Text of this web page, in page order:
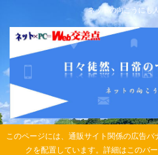
ネットの向こうにも
このページには、通販サイト関係の広告
クを配置しています。詳細はこのバ